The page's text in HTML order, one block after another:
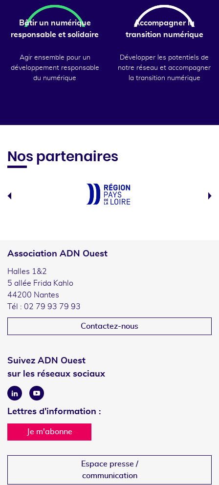
Bâtir un numérique
responsable et solidaire
Agir ensemble pour un
développement responsable
du numérique
Accompagner la
transition numérique
Développer les potentiels de
notre réseau et accompagner
la transition numérique
Nos partenaires
Association ADN Ouest
Halles 1&2
5 allée Frida Kahlo
44200 Nantes
Tél : 02 79 93 79 93
Contactez-nous
Suivez ADN Ouest
sur les réseaux sociaux
LinkedinYoutube
Lettres d'information :
Je m'abonne
Espace presse /
communication